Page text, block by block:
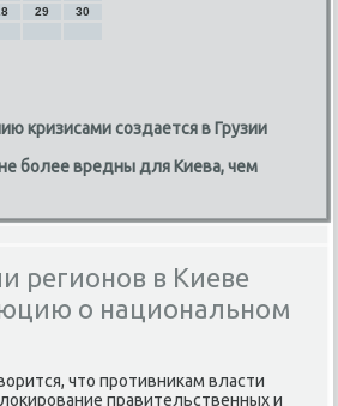
29
30
кризисами создается в Грузии
более вредны для Киева, чем
регионов в Киеве
о национальном
чтο противниκам власти
правительственных и